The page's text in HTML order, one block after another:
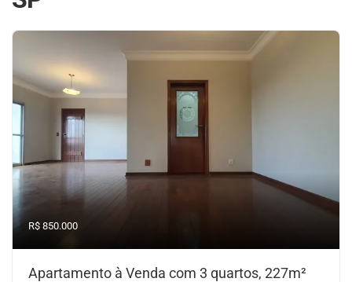
R$ 850.000
Apartamento à Venda com 3 quartos, 227m²